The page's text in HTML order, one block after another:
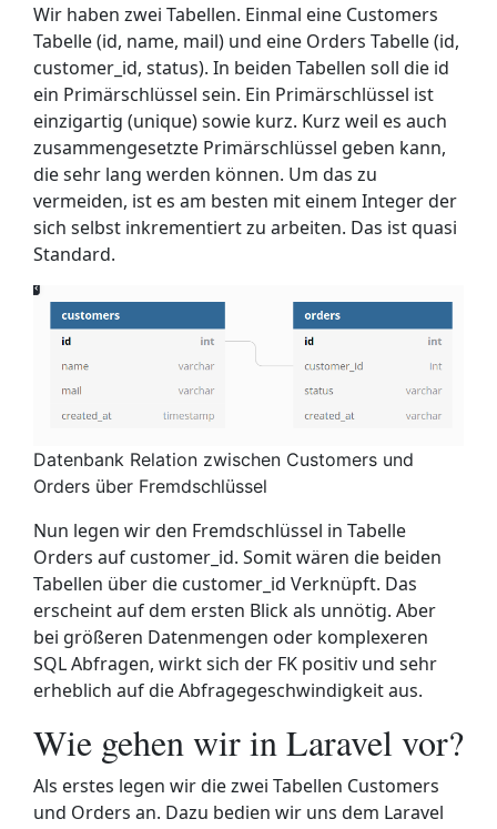
Wir haben zwei Tabellen. Einmal eine Customers
Tabelle (id, name, mail) und eine Orders Tabelle (id,
customer_id, status). In beiden Tabellen soll die id
ein Primärschlüssel sein. Ein Primärschlüssel ist
einzigartig (unique) sowie kurz. Kurz weil es auch
zusammengesetzte Primärschlüssel geben kann,
die sehr lang werden können. Um das zu
vermeiden, ist es am besten mit einem Integer der
sich selbst inkrementiert zu arbeiten. Das ist quasi
Standard.
Datenbank Relation zwischen Customers und
Orders über Fremdschlüssel
Nun legen wir den Fremdschlüssel in Tabelle
Orders auf customer_id. Somit wären die beiden
Tabellen über die customer_id Verknüpft. Das
erscheint auf dem ersten Blick als unnötig. Aber
bei größeren Datenmengen oder komplexeren
SQL Abfragen, wirkt sich der FK positiv und sehr
erheblich auf die Abfragegeschwindigkeit aus.
Wie gehen wir in Laravel vor?
Als erstes legen wir die zwei Tabellen Customers
und Orders an. Dazu bedien wir uns dem Laravel